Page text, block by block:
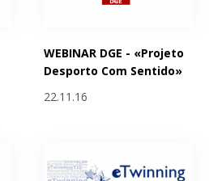
WEBINAR DGE - «Projeto
Desporto Com Sentido»
22.11.16